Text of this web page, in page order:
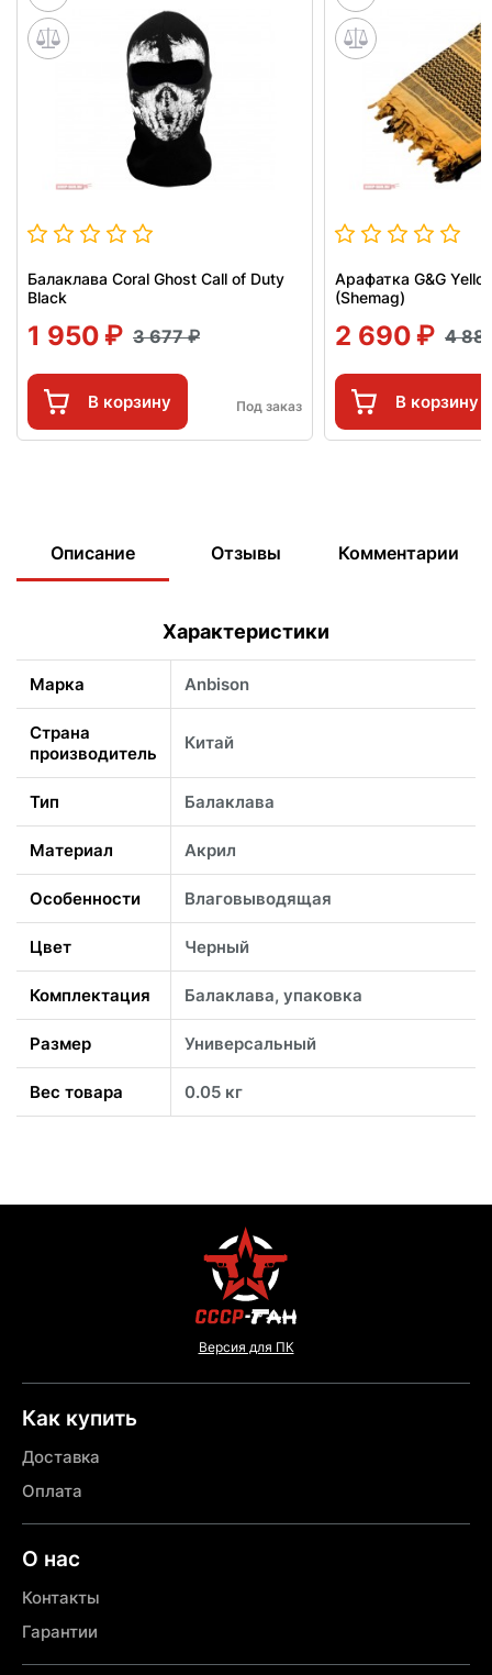
Балаклава Coral Ghost Call of Duty
Black
1 950 3 677
В корзину Под заказ
Арафатка G&G
(Shemag)
2 690 4
В корзину
Описание Отзывы Комментарии
Характеристики
Марка Anbison
Страна
производитель
Китай
Тип Балаклава
Материал Акрил
Особенности Влаговыводящая
Цвет Черный
Комплектация Балаклава, упаковка
Размер Универсальный
Вес товара 0.05 кг
Версия для ПК
Как купить
Доставка
Оплата
О нас
Контакты
Гарантии